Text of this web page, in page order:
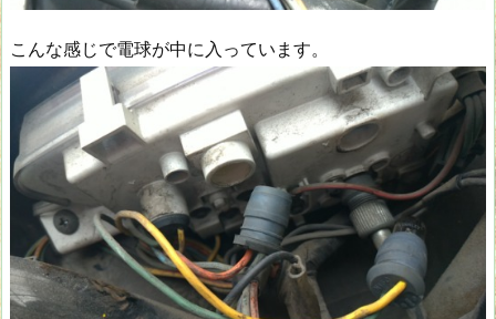
こんな感じで電球が中に入っています。